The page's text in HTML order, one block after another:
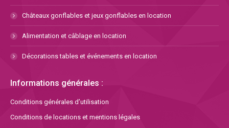
Châteaux gonflables et jeux gonflables en location
Alimentation et câblage en location
Décorations tables et événements en location
Informations générales :
Conditions générales d’utilisation
Conditions de locations et mentions légales